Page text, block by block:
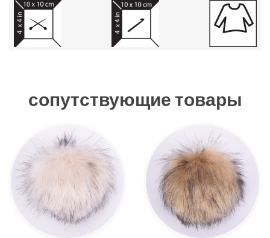
сопутствующие товары